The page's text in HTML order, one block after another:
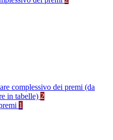
complessivo dei premi (da
in tabelle) 2
1